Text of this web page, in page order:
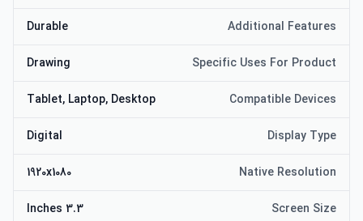
Additional Features
Durable
Specific Uses For Product
Drawing
Compatible Devices
Tablet, Laptop, Desktop
Display Type
Digital
Native Resolution
1920x1080
Screen Size
3.3 Inches